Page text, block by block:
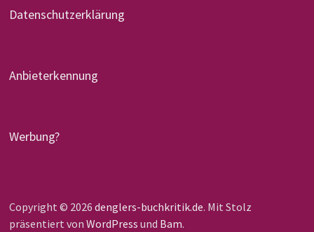
Datenschutzerklärung
Anbieterkennung
Werbung?
Copyright © 2026 denglers-buchkritik.de. Mit Stolz
präsentiert von WordPress und Bam.